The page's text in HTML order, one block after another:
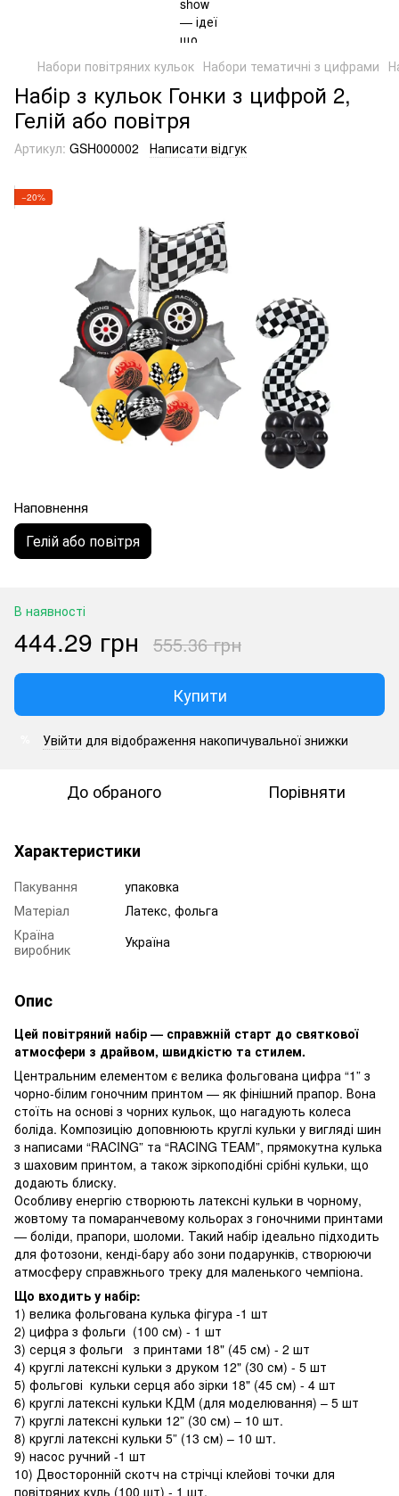
Набори повітряних кульок Набори тематичні з цифрами
Набір з кульок Гонки з цифрой 2,
Гелій або повітря
Артикул: GSH000002 Написати відгук
−20%
Наповнення
Гелій або повітря
В наявності
444.29 грн 555.36 грн
Купити
Увійти для відображення накопичувальної знижки
До обраного Порівняти
Характеристики
Пакування
упаковка
Матеріал
Латекс, фольга
Країна
виробник
Україна
Опис
Цей повітряний набір — справжній старт до святкової
атмосфери з драйвом, швидкістю та стилем.
Центральним елементом є велика фольгована цифра “1” з
чорно-білим гоночним принтом — як фінішний прапор. Вона
стоїть на основі з чорних кульок, що нагадують колеса
боліда. Композицію доповнюють круглі кульки у вигляді шин
з написами “RACING” та “RACING TEAM”, прямокутна кулька
з шаховим принтом, а також зіркоподібні срібні кульки, що
додають блиску.
Особливу енергію створюють латексні кульки в чорному,
жовтому та помаранчевому кольорах з гоночними принтами
— боліди, прапори, шоломи. Такий набір ідеально підходить
для фотозони, кенді-бару або зони подарунків, створюючи
атмосферу справжнього треку для маленького чемпіона.
Що входить у набір:
1) велика фольгована кулька фігура -1 шт
2) цифра з фольги (100 см) - 1 шт
3) серця з фольги з принтами 18" (45 см) - 2 шт
4) круглі латексні кульки з друком 12" (30 см) - 5 шт
5) фольгові кульки серця або зірки 18" (45 см) - 4 шт
6) круглі латексні кульки КДМ (для моделювання) – 5 шт
7) круглі латексні кульки 12” (30 см) – 10 шт.
8) круглі латексні кульки 5” (13 см) – 10 шт.
9) насос ручний -1 шт
10) Двосторонній скотч на стрічці клейові точки для
повітряних куль (100 шт) - 1 шт.